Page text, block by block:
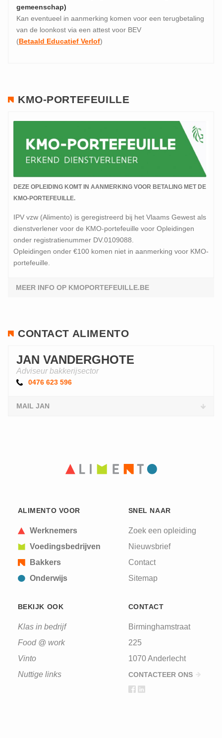
gemeenschap)
Kan eventueel in aanmerking komen voor een terugbetaling
van de loonkost via een attest voor BEV
(Betaald Educatief Verlof)
KMO-PORTEFEUILLE
DEZE OPLEIDING KOMT IN AANMERKING VOOR BETALING MET DE
KMO-PORTEFEUILLE.
IPV vzw (Alimento) is geregistreerd bij het Vlaams Gewest als
dienstverlener voor de KMO-portefeuille voor Opleidingen
onder registratienummer DV.0109088.
Opleidingen onder €100 komen niet in aanmerking voor KMO-
portefeuille.
MEER INFO OP KMOPORTEFEUILLE.BE
CONTACT ALIMENTO
JAN VANDERGHOTE
Adviseur bakkerijsector
0476 623 596
MAIL JAN
ALIMENTO VOOR
Werknemers
Voedingsbedrijven
Bakkers
Onderwijs
SNEL NAAR
Zoek een opleiding
Nieuwsbrief
Contact
Sitemap
BEKIJK OOK
Klas in bedrijf
Food @ work
Vinto
Nuttige links
CONTACT
Birminghamstraat
225
1070 Anderlecht
CONTACTEER ONS